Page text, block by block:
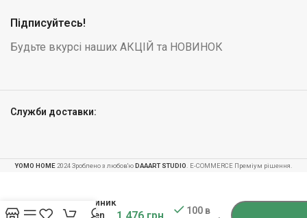
Підписуйтесь!
Будьте вкурсі наших АКЦІЙ та НОВИНОК
Служби доставки:
YOMO HOME 2024 Зроблено з любов'юDAAART STUDIO . E-COMMERCE Преміум рішення.
Електрочайник
1.7л Berdsen
1 476 грн
100 в